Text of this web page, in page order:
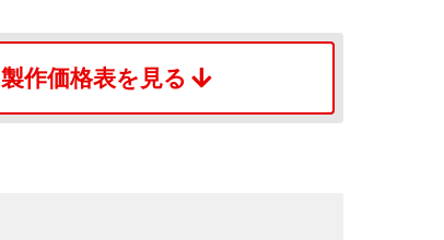
製作価格表を見る